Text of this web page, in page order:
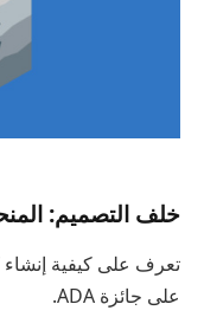
خلف التصميم:
تعرف على كيفية إنشاء
على جائزة ADA.